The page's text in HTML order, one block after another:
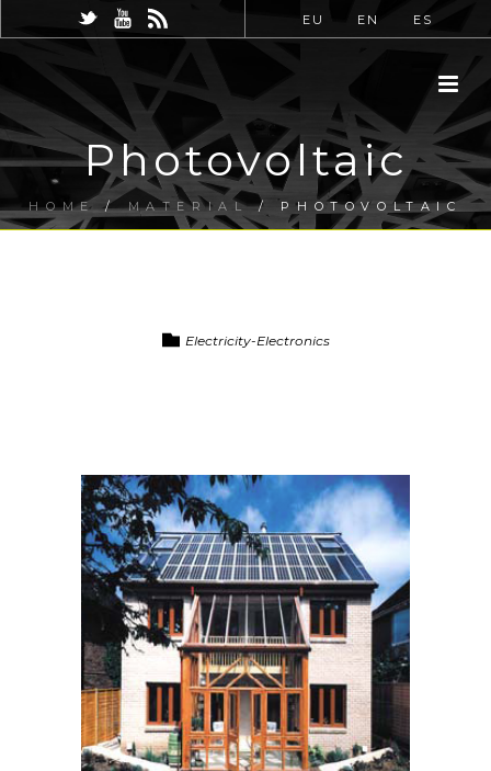
EU EN ES
Photovoltaic
HOME /MATERIAL/ PHOTOVOLTAIC
Electricity-Electronics